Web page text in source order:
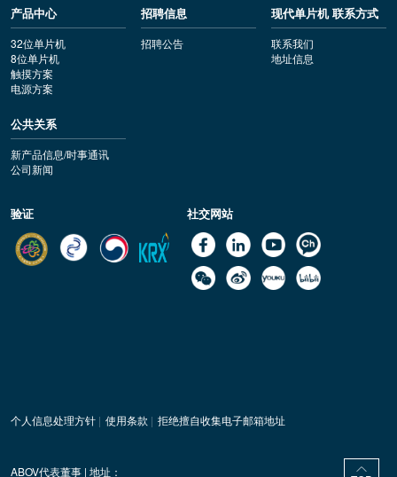
产品中心
32位单片机
8位单片机
触摸方案
电源方案
招聘信息
招聘公告
现代单片机 联系方式
联系我们
地址信息
公共关系
新产品信息/时事通讯
公司新闻
验证 社交网站
个人信息处理方针| 使用条款 | 拒绝擅自收集电子邮箱地址
ABOV代表董事 | 地址：